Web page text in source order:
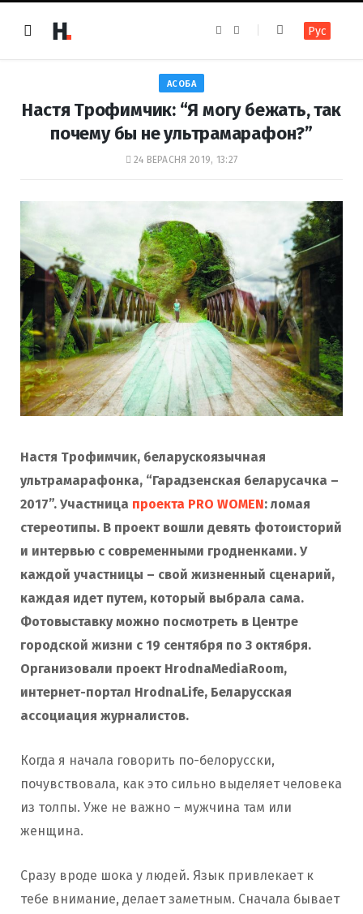
e
k
t
a
m
Рус
АСОБА
Настя Трофимчик: “Я могу бежать, так
почему бы не ультрамарафон?”
24 ВЕРАСНЯ 2019, 13:27
Настя Трофимчик, беларускоязычная
ультрамарафонка, “Гарадзенская беларусачка –
2017”. Участница проекта PRO WOMEN: ломая
стереотипы. В проект вошли девять фотоисторий
и интервью с современными гродненками. У
каждой участницы – свой жизненный сценарий,
каждая идет путем, который выбрала сама.
Фотовыставку можно посмотреть в Центре
городской жизни с 19 сентября по 3 октября.
Организовали проект HrodnaMediaRoom,
интернет-портал HrodnaLife, Беларусская
ассоциация журналистов.
Когда я начала говорить по-белорусски,
почувствовала, как это сильно выделяет человека
из толпы. Уже не важно – мужчина там или
женщина.
Сразу вроде шока у людей. Язык привлекает к
тебе внимание, делает заметным. Сначала бывает